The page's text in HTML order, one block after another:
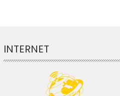
INTERNET